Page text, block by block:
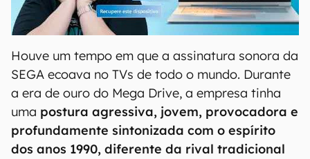
00:00 04:52
Houve um tempo em que a assinatura sonora da
SEGA ecoava no TVs de todo o mundo. Durante
a era de ouro do Mega Drive, a empresa tinha
uma postura agressiva, jovem, provocadora e
profundamente sintonizada com o espírito
dos anos 1990, diferente da rival tradicional